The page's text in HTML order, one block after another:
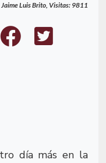
Jaime Luis Brito, Visitas: 9811
día más en la